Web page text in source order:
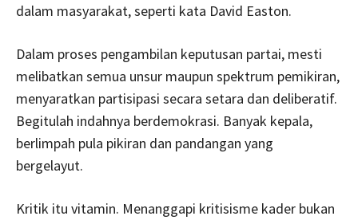
dalam masyarakat, seperti kata David Easton.
Dalam proses pengambilan keputusan partai, mesti
melibatkan semua unsur maupun spektrum pemikiran,
menyaratkan partisipasi secara setara dan deliberatif.
Begitulah indahnya berdemokrasi. Banyak kepala,
berlimpah pula pikiran dan pandangan yang
bergelayut.
Kritik itu vitamin. Menanggapi kritisisme kader bukan